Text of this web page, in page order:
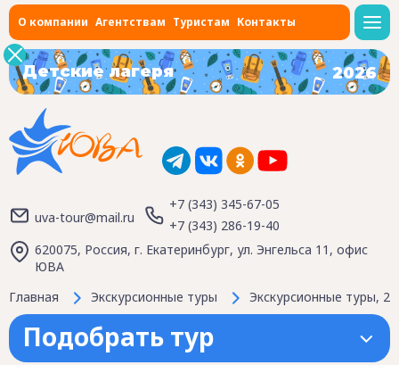
О компании Агентствам Туристам Контакты
Детские лагеря 2026
uva-tour@mail.ru
+7 (343) 345-67-05
+7 (343) 286-19-40
620075, Россия, г. Екатеринбург, ул. Энгельса 11, офис
ЮВА
Главная
Экскурсионные туры Экскурсионные туры,
Подобрать тур